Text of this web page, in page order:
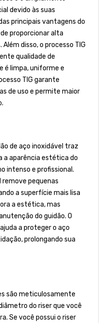
devido às suas
principais vantagens do
proporcionar alta
disso, o processo TIG
qualidade de
é limpa, uniforme e
TIG garante
de uso e permite maior
de aço inoxidável traz
a aparência estética do
intenso e profissional.
remove pequenas
a superfície mais lisa
a estética, mas
do guidão. O
a proteger o aço
prolongando sua
são meticulosamente
do riser que você
Se você possui o riser